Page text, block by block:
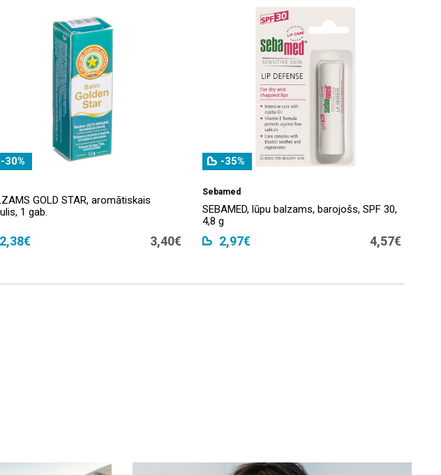
-30%
GOLD STAR, aromātiskais
1 gab.
2,38€ 3,40€
-35%
Sebamed
SEBAMED, lūpu balzams, barojošs, SPF 30,
4,8 g
2,97€ 4,57€